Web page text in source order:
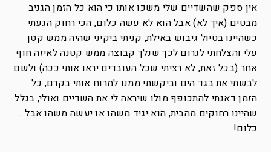
אין ספק שהשדיים שלי משכו אותו כי הוא כל הזמן הגניב
מבטים (איך לא) אבל הוא לא עשה כלום, הכי רחוק הגעתי
כשהיינו בטיול גיבוש באילת, קניתי ביקיני שהיה ממש קטן
עלי והצלחתי לגרום לכך שנלך קבוצה ממש קטנה לאיזה חוף
אחר (בכל זאת, לא רציתי שכל העובדים יראו אותי ככה) ולשם
לבשתי את בגד הים וביקשתי ממנו למרוח אותי בקרם, כל
הזמן דאגתי להתכופף מולו שיראה לי את השדיים ואולי, בגלל
שהיינו רחוקים מהבית, הוא יגיד משהו או יעשה משהו אבל…
כלום!